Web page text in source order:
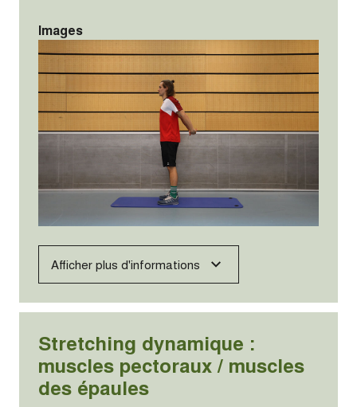
Images
Afficher plus d'informations
Stretching dynamique :
muscles pectoraux / muscles
des épaules